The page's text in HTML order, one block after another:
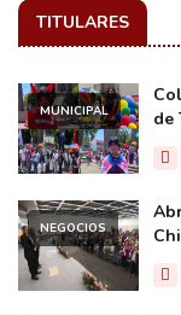
TITULARES
MUNICIPAL
de
NEGOCIOS